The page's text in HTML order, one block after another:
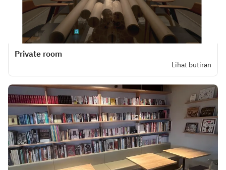
Private room
Lihat butiran